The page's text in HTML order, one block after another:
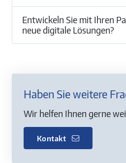
Entwickeln Sie mit Ihren
neue digitale Lösungen?
Haben Sie weitere
Wir helfen Ihnen gerne
Kontakt